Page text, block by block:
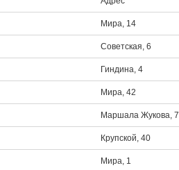
Мира, 14
Советская, 6
Гиндина, 4
Мира, 42
Маршала Жукова, 7
Крупской, 40
Мира, 1